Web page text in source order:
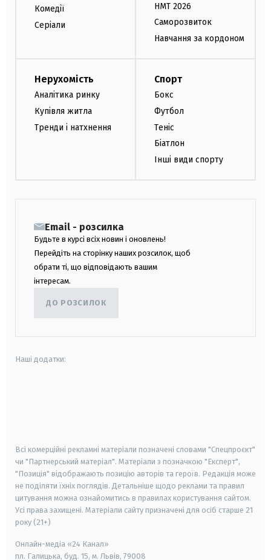
Комедії
Серіали
НМТ 2026
Саморозвиток
Навчання за кордоном
Нерухомість
Аналітика ринку
Купівля житла
Тренди і натхнення
Спорт
Бокс
Футбол
Теніс
Біатлон
Інші види спорту
Email - розсилка
Будьте в курсі всіх новин і оновлень!
Перейдіть на сторінку наших розсилок, щоб
обрати ті, що відповідають вашим
інтересам.
ДО РОЗСИЛОК
Наші додатки:
Всі комерційні рекламні матеріали позначені словами "Спецпроєкт"
чи "Партнерський матеріал". Матеріали з позначкою "Експерт",
"Позиція" відображають позицію авторів та героїв. Редакція може
не поділяти їхніх поглядів. Детальніше щодо реклами та правил
цитування можна ознайомитись в правилах користування сайтом.
Усі права захищені. Матеріали сайту призначені для осіб старше 21
року (21+)
Онлайн-медіа «24 Канал»
пл. Галицька, буд. 15, м. Львів, 79008